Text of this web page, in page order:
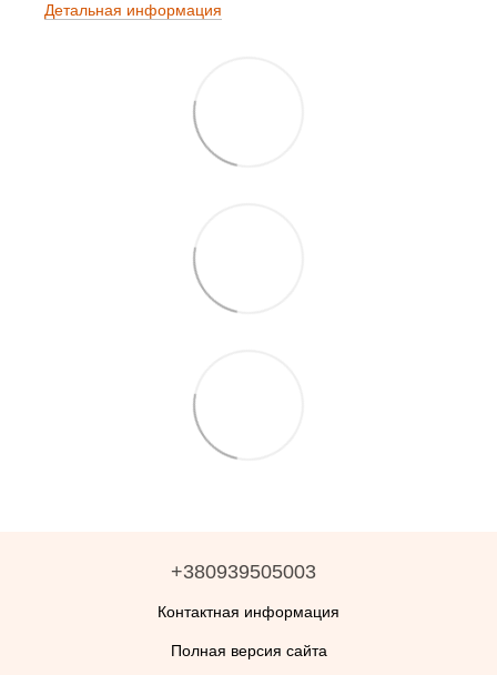
Детальная информация
+380939505003
Контактная информация
Полная версия сайта